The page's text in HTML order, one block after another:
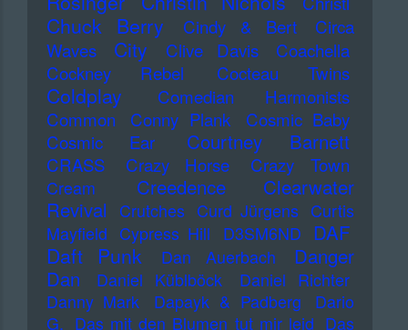
Chuck Berry Cindy & Bert
Circa
Waves
City Clive Davis
Coachella
Cockney Rebel
Cocteau Twins
Coldplay
Comedian Harmonists
Common
Conny Plank
Cosmic Baby
Cosmic Ear
Courtney Barnett
CRASS Crazy Horse Crazy Town
Cream
Creedence Clearwater
Revival
Crutches Curd Jürgens Curtis
Mayfield Cypress Hill D3SM6ND DAF
Daft Punk Dan Auerbach
Danger
Dan
Daniel Küblböck
Daniel Richter
Danny Mark
Dapayk & Padberg
Dario
G. Das mit den Blumen tut mir leid Das